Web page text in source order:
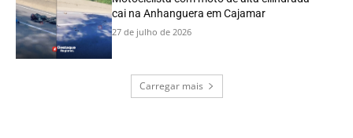
cai na Anhanguera em Cajamar
27 de julho de 2026
Carregar mais